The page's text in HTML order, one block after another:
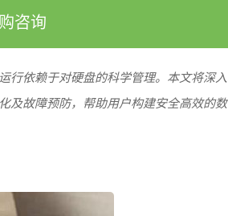
咨询
行依赖于对硬盘的科学管理。本文将深入
及故障预防，帮助用户构建安全高效的数